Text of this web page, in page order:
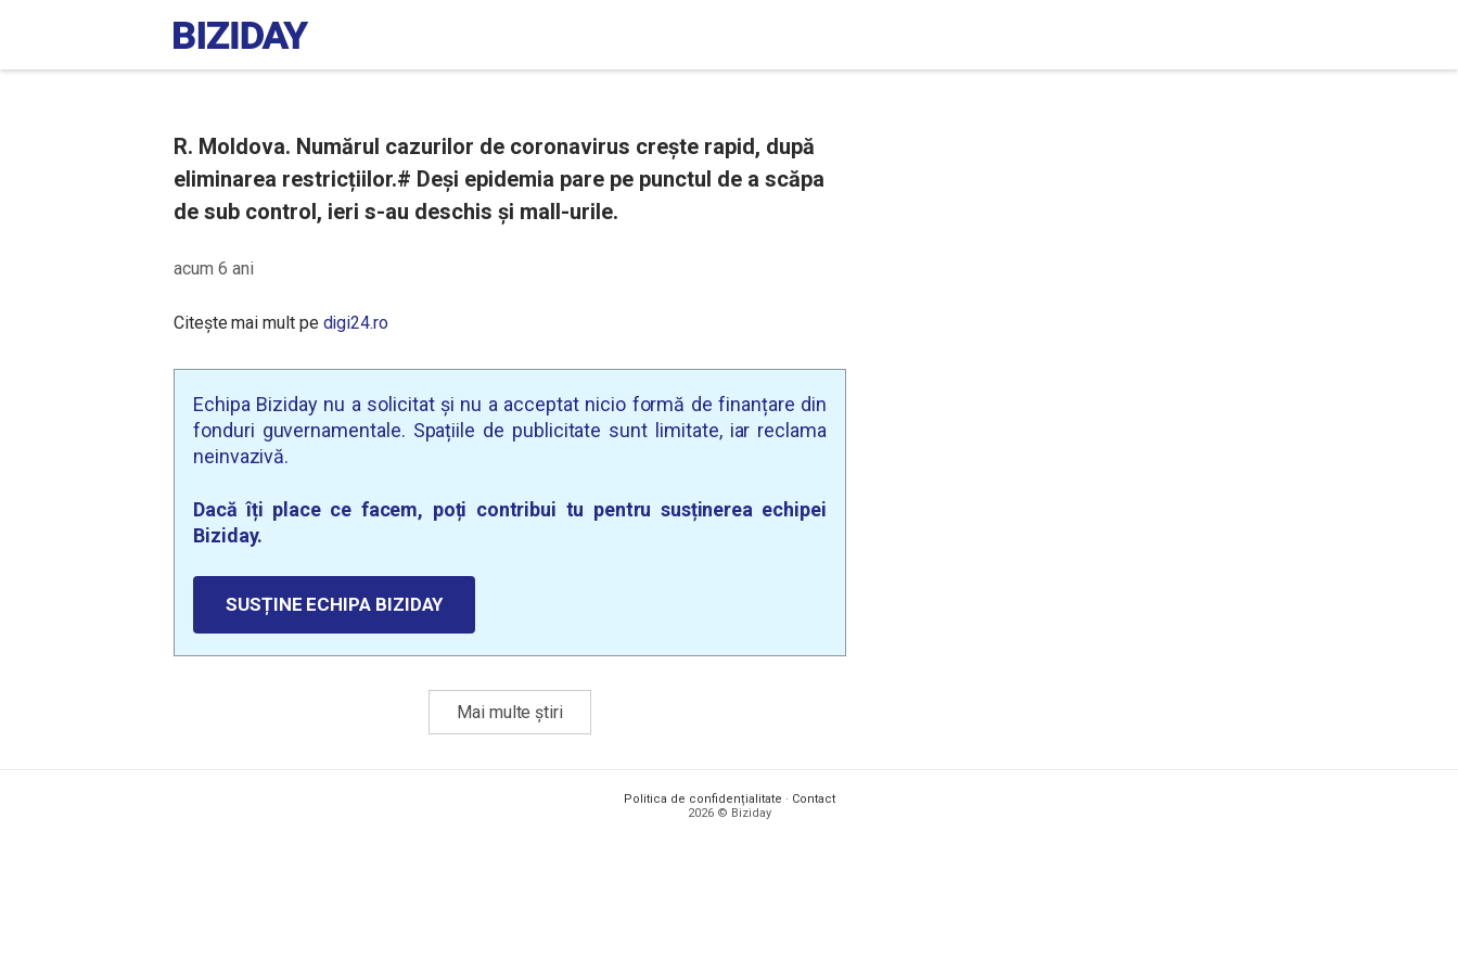
R. Moldova. Numărul cazurilor de coronavirus crește rapid, după
eliminarea restricțiilor.# Deși epidemia pare pe punctul de a scăpa
de sub control, ieri s-au deschis și mall-urile.
acum 6 ani
Citește mai mult pe digi24.ro
Echipa Biziday nu a solicitat și nu a acceptat nicio formă de finanțare din
fonduri guvernamentale. Spațiile de publicitate sunt limitate, iar reclama
neinvazivă.
Dacă îți place ce facem, poți contribui tu pentru susținerea echipei
Biziday.
SUSȚINE ECHIPA BIZIDAY
Mai multe știri
Politica de confidențialitate · Contact
2026 © Biziday